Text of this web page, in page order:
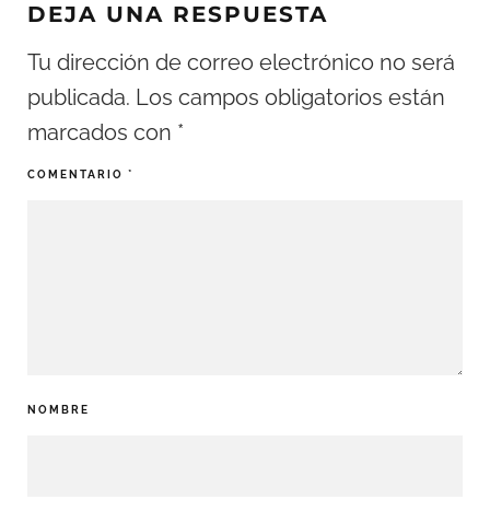
DEJA UNA RESPUESTA
Tu dirección de correo electrónico no será
publicada. Los campos obligatorios están
marcados con *
COMENTARIO *
NOMBRE